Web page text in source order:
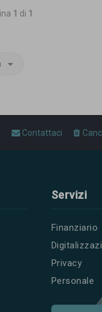
1 di 1
Contattaci
Servizi
Finanziario
Privacy
Personale